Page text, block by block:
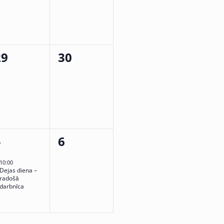
0
30
10:00
Dejas diena –
radošā
darbnīca
0
6